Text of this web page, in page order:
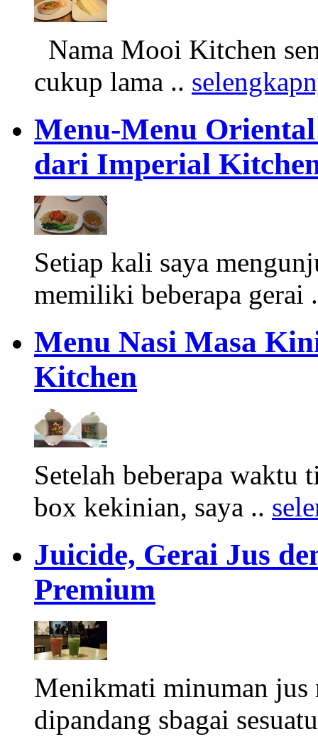
Nama Mooi Kitchen
cukup lama ..
Menu-Menu
dari Imperial
Setiap kali saya
memiliki beberapa gerai
Menu Nasi Masa
Kitchen
Setelah beberapa waktu
box kekinian, saya ..
Juicide, Gerai Jus
Premium
Menikmati minuman jus
dipandang sbagai